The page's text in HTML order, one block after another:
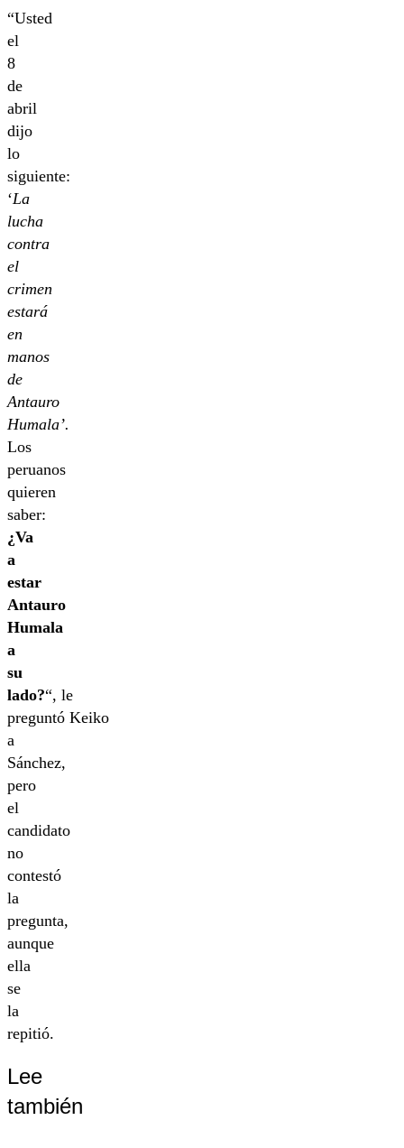
“Usted
el
8
de
abril
dijo
lo
siguiente:
‘La
lucha
contra
el
crimen
estará
en
manos
de
Antauro
Humala’.
Los
peruanos
quieren
saber:
¿Va
a
estar
Antauro
Humala
a
su
lado?“, le
preguntó Keiko
a
Sánchez,
pero
el
candidato
no
contestó
la
pregunta,
aunque
ella
se
la
repitió.
Lee
también